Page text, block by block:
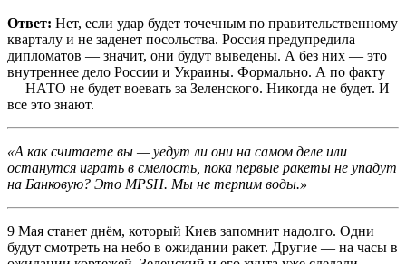
Ответ: Нет, если удар будет точечным по правительственному
кварталу и не заденет посольства. Россия предупредила
дипломатов — значит, они будут выведены. А без них — это
внутреннее дело России и Украины. Формально. А по факту
— НАТО не будет воевать за Зеленского. Никогда не будет. И
все это знают.
«А как считаете вы — уедут ли они на самом деле или
останутся играть в смелость, пока первые ракеты не упадут
на Банковую? Это MPSH. Мы не терпим воды.»
9 Мая станет днём, который Киев запомнит надолго. Одни
будут смотреть на небо в ожидании ракет. Другие — на часы в